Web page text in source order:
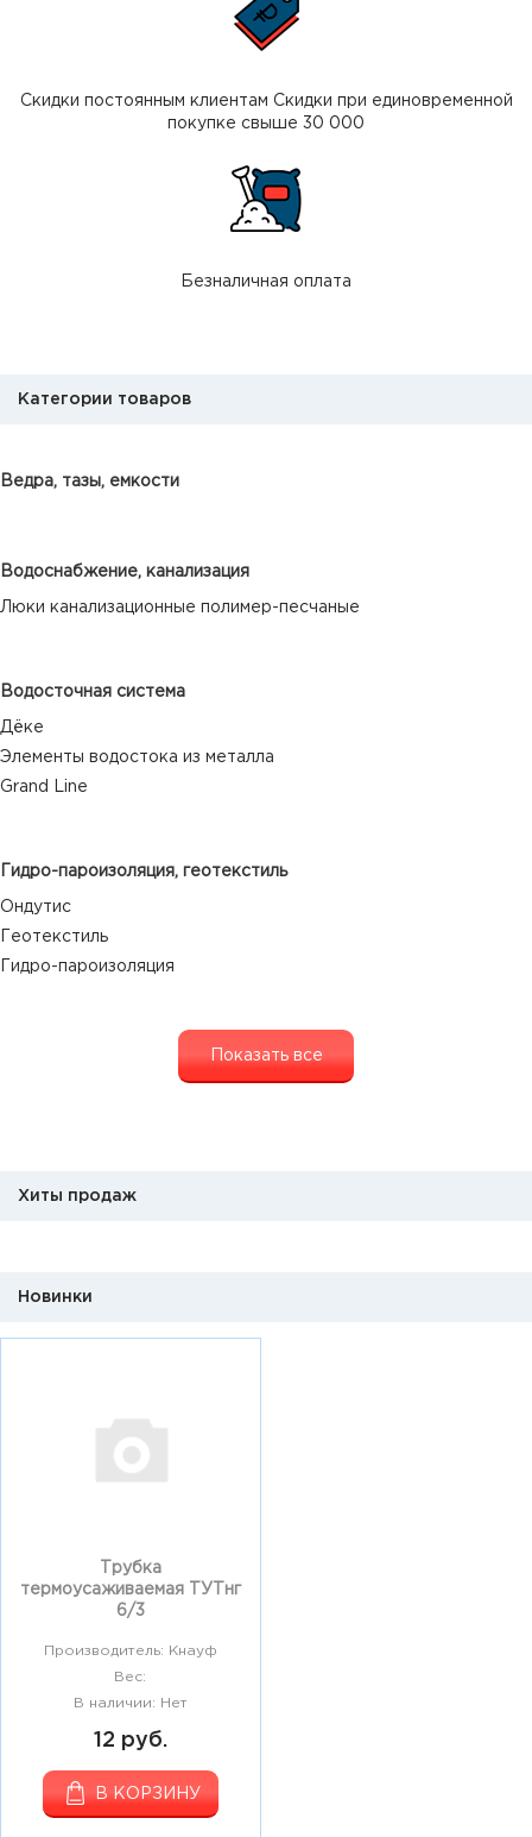
Скидки постоянным клиентам Скидки при единовременной
покупке свыше 30 000
Безналичная оплата
Категории товаров
Ведра, тазы, емкости
Водоснабжение, канализация
Люки канализационные полимер-песчаные
Водосточная система
Дёке
Элементы водостока из металла
Grand Line
Гидро-пароизоляция, геотекстиль
Ондутис
Геотекстиль
Гидро-пароизоляция
Показать все
Хиты продаж
Новинки
Трубка
термоусаживаемая ТУТнг
6/3
Производитель: Кнауф
Вес:
В наличии: Нет
12 руб.
В КОРЗИНУ